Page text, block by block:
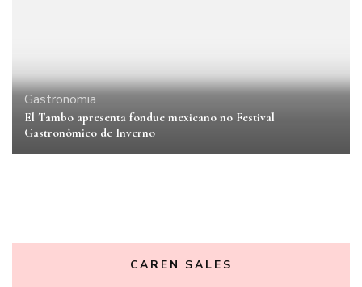
Gastronomia
El Tambo apresenta fondue mexicano no Festival
Gastronômico de Inverno
CAREN SALES